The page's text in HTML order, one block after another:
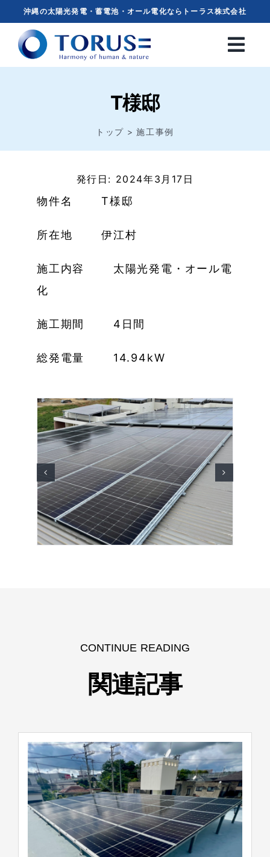
content
沖縄の太陽光発電・蓄電池・オール電化ならトーラス株式会社
T様邸
トップ 施工事例
発行日: 2024年3月17日
物件名 T様邸
所在地 伊江村
施工内容 太陽光発電・オール電
化
施工期間 4日間
総発電量 14.94kW
CONTINUE READING
関連記事